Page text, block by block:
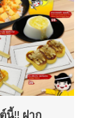
เล็คทริค
อร์ส่ง “KA
งแชร์
2026